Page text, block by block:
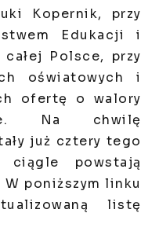
Kopernik, przy
Edukacji i
Polsce, przy
oświatowych i
ofertę o walory
Na chwilę
już cztery tego
powstają
poniższym linku
listę